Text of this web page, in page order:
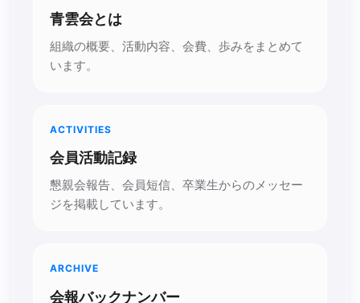
青雲会とは
組織の概要、活動内容、会費、歩みをまとめて
います。
ACTIVITIES
会員活動記録
懇親会報告、会員短信、卒業生からのメッセー
ジを掲載しています。
ARCHIVE
会報バックナンバー